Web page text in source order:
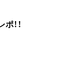
！！